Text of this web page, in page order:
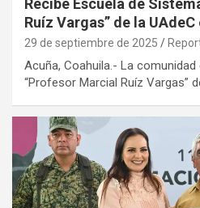
Recibe Escuela de
Ruíz Vargas” de la
29 de septiembre de 2025
Acuña, Coahuila.- La
“Profesor Marcial Ruíz Vargas”